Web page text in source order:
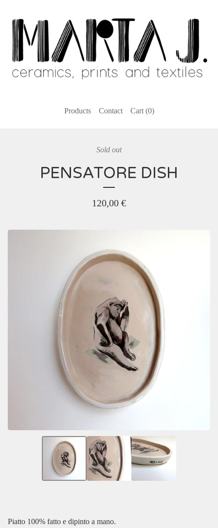
Products Contact Cart (0)
Sold out
PENSATORE DISH
120,00 €
Piatto 100% fatto e dipinto a mano.